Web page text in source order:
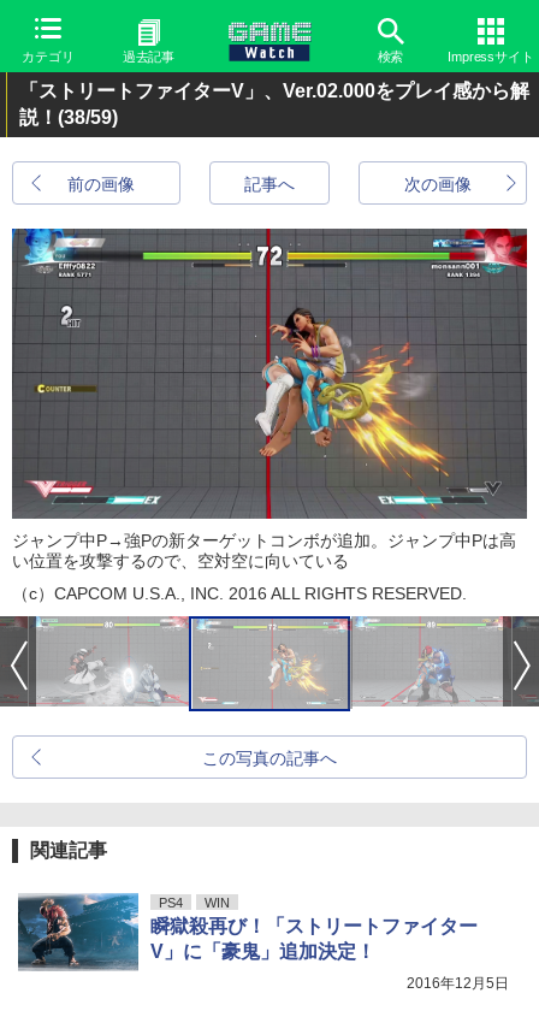
カテゴリ 過去記事 検索 Impressサイト
「ストリートファイターV」、Ver.02.000をプレイ感から解
説！ (38/59)
前の画像 次の画像
記事へ
ジャンプ中P→強Pの新ターゲットコンボが追加。ジャンプ中Pは高
い位置を攻撃するので、空対空に向いている
（c）CAPCOM U.S.A., INC. 2016 ALL RIGHTS RESERVED.
この写真の記事へ
関連記事
PS4 WIN
瞬獄殺再び！「ストリートファイター
V」に「豪鬼」追加決定！
2016年12月5日